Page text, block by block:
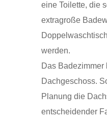
eine Toilette, die
extragroße
werden.
Das Badezimmer
Dachgeschoss.
Planung die
entscheidender